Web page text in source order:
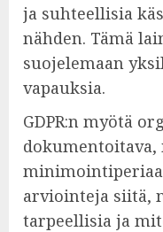
ja suhteellisia
nähden. Tämä
suojelemaan
vapauksia.
GDPR:n myötä
arviointeja siitä,
tarpeellisia ja